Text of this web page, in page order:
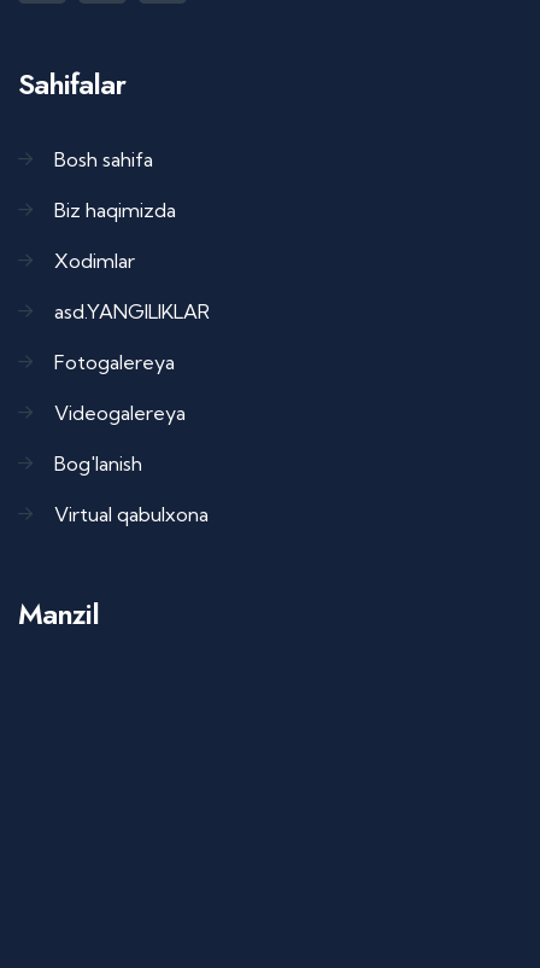
Sahifalar
Bosh sahifa
Biz haqimizda
Xodimlar
asd.YANGILIKLAR
Fotogalereya
Videogalereya
Bog'lanish
Virtual qabulxona
Manzil